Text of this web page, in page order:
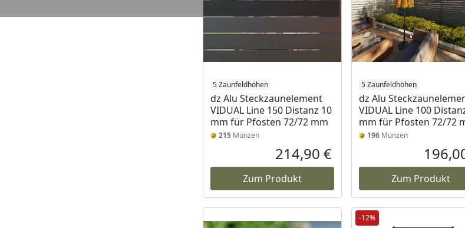
5 Zaunfeldhöhen
dz Alu Steckzaunelement
VIDUAL Line 150 Distanz 10
mm für Pfosten 72/72 mm
215 Münzen
Aktueller Preis
214,90 €
Zum Produkt
5 Zaunfeldhöhen
dz Alu
VIDUAL Line 100
mm für Pfosten 72/72
196 Münzen
Zum Produkt
-12%